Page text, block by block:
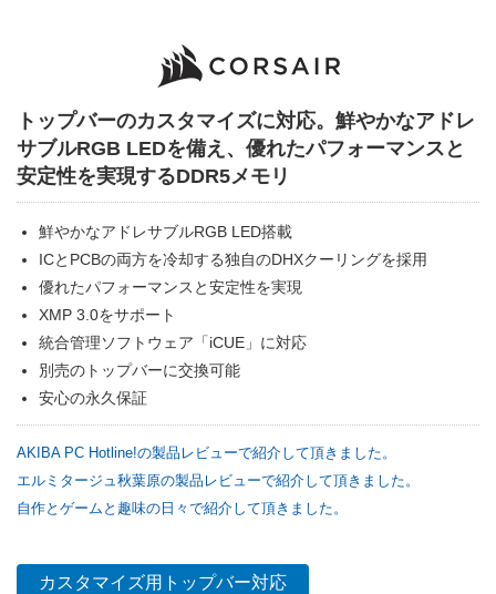
トップバーのカスタマイズに対応。鮮やかなアドレ
サブルRGB LEDを備え、優れたパフォーマンスと
安定性を実現するDDR5メモリ
鮮やかなアドレサブルRGB LED搭載
ICとPCBの両方を冷却する独自のDHXクーリングを採用
優れたパフォーマンスと安定性を実現
XMP 3.0をサポート
統合管理ソフトウェア「iCUE」に対応
別売のトップバーに交換可能
安心の永久保証
AKIBA PC Hotline!の製品レビューで紹介して頂きました。
エルミタージュ秋葉原の製品レビューで紹介して頂きました。
自作とゲームと趣味の日々で紹介して頂きました。
カスタマイズ用トップバー対応